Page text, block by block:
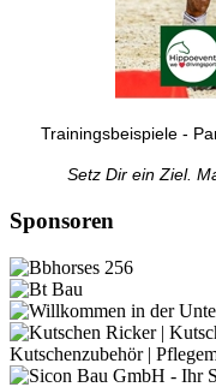
Trainingsbeispiele -
Setz Dir ein Ziel.
Sponsoren